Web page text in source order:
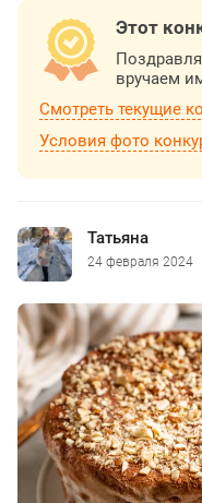
Этот
вручаем
Смотреть текущие
Условия фото
Татьяна
24 февраля 2024